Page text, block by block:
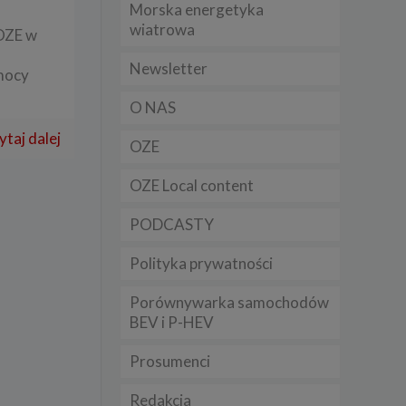
w
dalej
Morska energetyka
wiatrowa
Newsletter
O NAS
OZE
OZE Local content
PODCASTY
Polityka prywatności
Porównywarka samochodów
BEV i P-HEV
Prosumenci
Redakcja
lub